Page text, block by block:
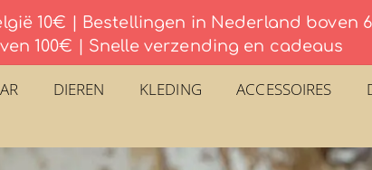
10€ | Bestellingen in Nederland boven
100€ | Snelle verzending en cadeaus
DIEREN KLEDING ACCESSOIRES